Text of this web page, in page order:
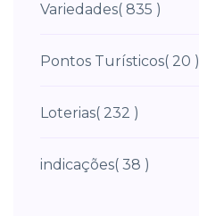
Variedades( 835 )
Pontos Turísticos( 20 )
Loterias( 232 )
indicações( 38 )